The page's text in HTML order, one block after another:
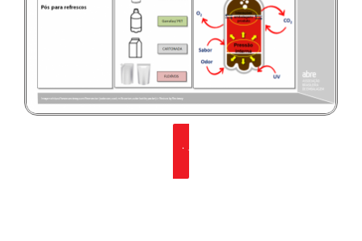
Clique aqui para baixar